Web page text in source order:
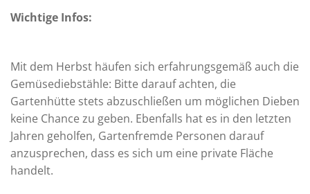
Wichtige Infos:
Mit dem Herbst häufen sich erfahrungsgemäß auch die
Gemüsediebstähle: Bitte darauf achten, die
Gartenhütte stets abzuschließen um möglichen Dieben
keine Chance zu geben. Ebenfalls hat es in den letzten
Jahren geholfen, Gartenfremde Personen darauf
anzusprechen, dass es sich um eine private Fläche
handelt.